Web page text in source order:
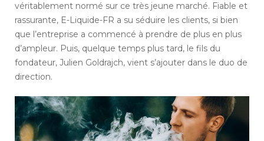
véritablement normé sur ce très jeune marché. Fiable et
rassurante, E-Liquide-FR a su séduire les clients, si bien
que l’entreprise a commencé à prendre de plus en plus
d’ampleur. Puis, quelque temps plus tard, le fils du
fondateur, Julien Goldrajch, vient s’ajouter dans le duo de
direction.